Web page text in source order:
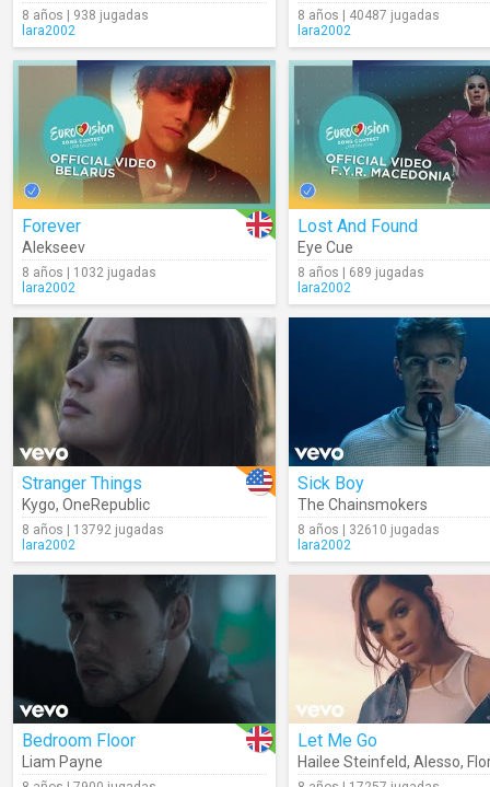
8 años | 938 jugadas
lara2002
8 años | 40487 jugadas
lara2002
Forever
Alekseev
8 años | 1032 jugadas
lara2002
Lost And Found
Eye Cue
8 años | 689 jugadas
lara2002
Stranger Things
Kygo, OneRepublic
8 años | 13792 jugadas
lara2002
Sick Boy
The Chainsmokers
8 años | 32610 jugadas
lara2002
Bedroom Floor
Liam Payne
Let Me Go
Hailee Steinfeld, Alesso,